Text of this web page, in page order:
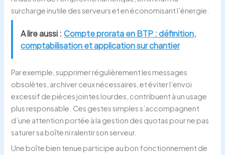
surcharge inutile des serveurs et en économisant l’énergie.
A lire aussi : Compte prorata en BTP : définition,
comptabilisation et application sur chantier
Par exemple, supprimer régulièrement les messages
obsolètes, archiver ceux nécessaires, et éviter l’envoi
excessif de pièces jointes lourdes, contribuent à un usage
plus responsable. Ces gestes simples s’accompagnent
d’une attention portée à la gestion des quotas pour ne pas
saturer sa boîte ni ralentir son serveur.
Une boîte bien tenue participe au bon fonctionnement de